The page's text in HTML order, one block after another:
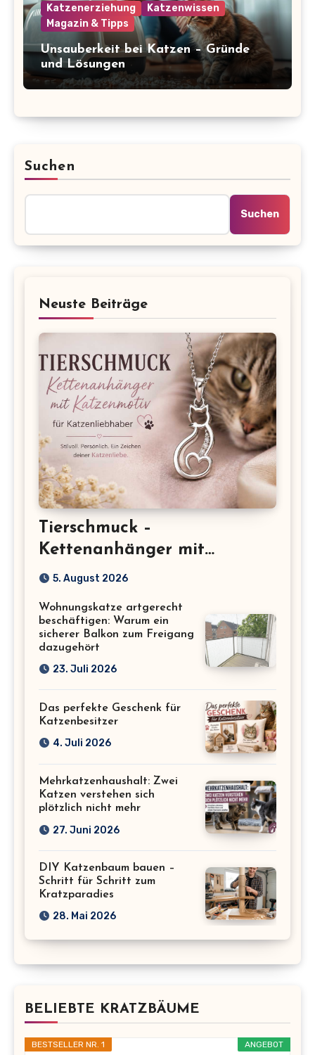
Katzenerziehung
Katzenwissen
Magazin & Tipps
Unsauberkeit bei Katzen – Gründe
und Lösungen
Suchen
Suchen
Neuste Beiträge
Tierschmuck –
Kettenanhänger mit
Katzenmotiv für
5. August 2026
Wohnungskatze artgerecht
beschäftigen: Warum ein
sicherer Balkon zum Freigang
dazugehört
23. Juli 2026
Das perfekte Geschenk für
Katzenbesitzer
4. Juli 2026
Mehrkatzenhaushalt: Zwei
Katzen verstehen sich
plötzlich nicht mehr
27. Juni 2026
DIY Katzenbaum bauen –
Schritt für Schritt zum
Kratzparadies
28. Mai 2026
BELIEBTE KRATZBÄUME
ANGEBOT
BESTSELLER NR. 1